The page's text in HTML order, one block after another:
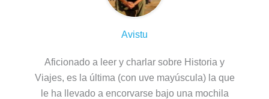
Avistu
Aficionado a leer y charlar sobre Historia y
Viajes, es la última (con uve mayúscula) la que
le ha llevado a encorvarse bajo una mochila